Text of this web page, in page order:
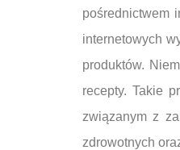
pośrednictwem
internetowych
produktów.
recepty. Takie
związanym z
zdrowotnych